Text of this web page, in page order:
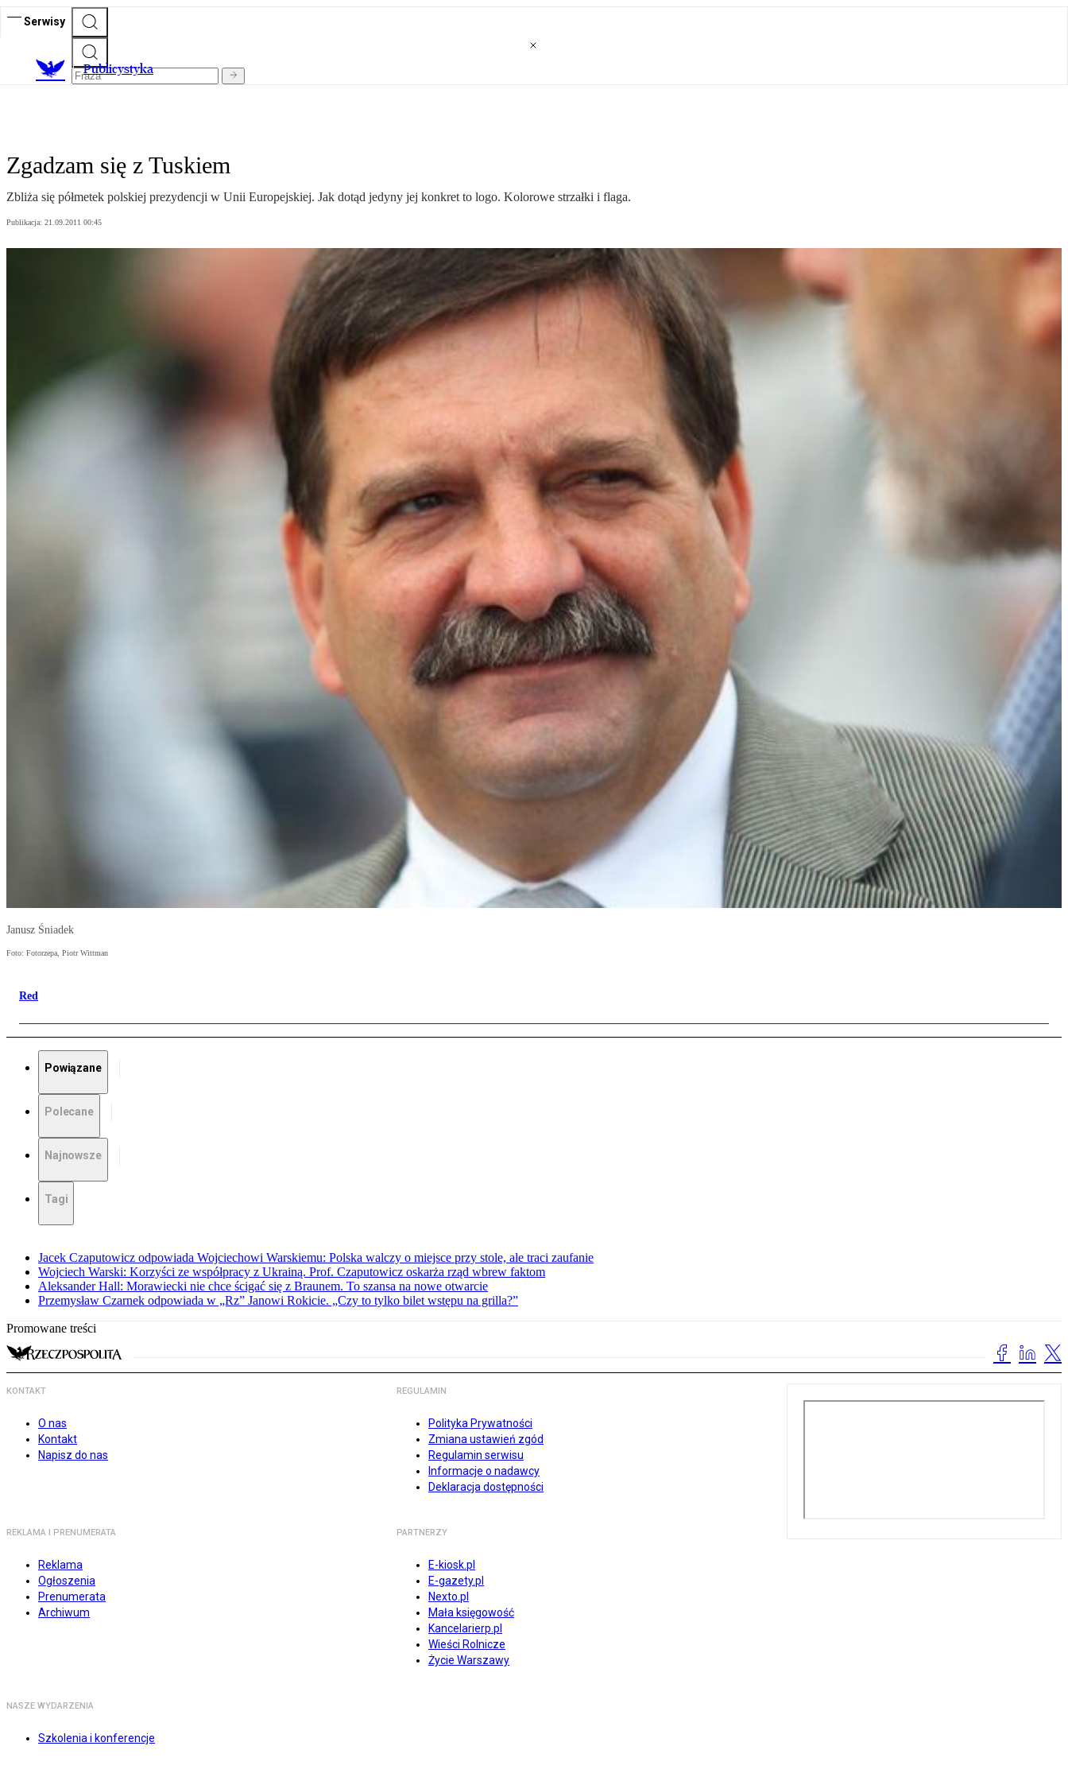
Serwisy
Publicystyka
Zgadzam się z Tuskiem
Zbliża się półmetek polskiej prezydencji w Unii Europejskiej. Jak dotąd jedyny jej konkret to logo. Kolorowe strzałki i flaga.
Publikacja: 21.09.2011 00:45
Janusz Śniadek
Foto: Fotorzepa, Piotr Wittman
Red
Powiązane
Polecane
Najnowsze
Tagi
Jacek Czaputowicz odpowiada Wojciechowi Warskiemu: Polska walczy o miejsce przy stole, ale traci zaufanie
Wojciech Warski: Korzyści ze współpracy z Ukrainą. Prof. Czaputowicz oskarża rząd wbrew faktom
Aleksander Hall: Morawiecki nie chce ścigać się z Braunem. To szansa na nowe otwarcie
Przemysław Czarnek odpowiada w „Rz” Janowi Rokicie. „Czy to tylko bilet wstępu na grilla?”
Promowane treści
KONTAKT
O nas
Kontakt
Napisz do nas
REGULAMIN
Polityka Prywatności
Zmiana ustawień zgód
Regulamin serwisu
Informacje o nadawcy
Deklaracja dostępności
REKLAMA I PRENUMERATA
Reklama
Ogłoszenia
Prenumerata
Archiwum
PARTNERZY
E-kiosk.pl
E-gazety.pl
Nexto.pl
Mała księgowość
Kancelarierp.pl
Wieści Rolnicze
Życie Warszawy
NASZE WYDARZENIA
Szkolenia i konferencje